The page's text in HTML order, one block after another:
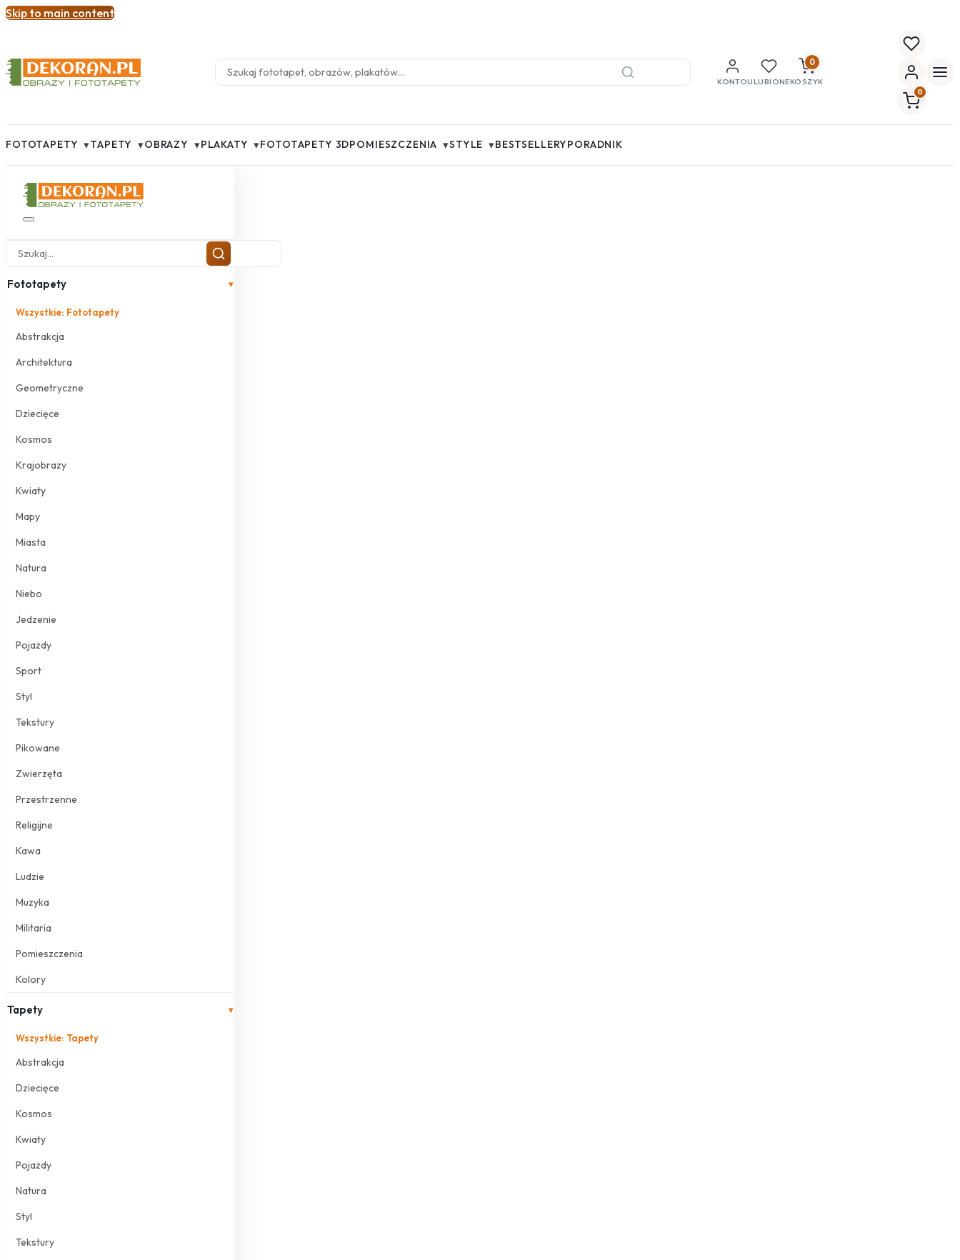
Skip to main content
KONTOULUBIONE
0
KOSZYK
0
FOTOTAPETY ▾TAPETY ▾OBRAZY ▾PLAKATY ▾FOTOTAPETY 3DPOMIESZCZENIA ▾STYLE ▾BESTSELLERYPORADNIK
Fototapety ▾
Wszystkie: Fototapety
Abstrakcja
Architektura
Geometryczne
Dziecięce
Kosmos
Krajobrazy
Kwiaty
Mapy
Miasta
Natura
Niebo
Jedzenie
Pojazdy
Sport
Styl
Tekstury
Pikowane
Zwierzęta
Przestrzenne
Religijne
Kawa
Ludzie
Muzyka
Militaria
Pomieszczenia
Kolory
Tapety ▾
Wszystkie: Tapety
Abstrakcja
Dziecięce
Kosmos
Kwiaty
Pojazdy
Natura
Styl
Tekstury